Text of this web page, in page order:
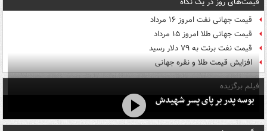
قیمت جهانی نفت امروز ۱۶ مرداد
قیمت جهانی طلا امروز ۱۵ مرداد
قیمت نفت برنت به ۷۹ دلار رسید
افزایش قیمت طلا و نقره جهانی
فیلم برگزیده
بوسه‌ پدر بر پای پسر شهیدش